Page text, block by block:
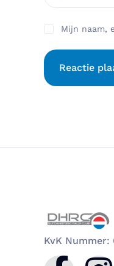
Mijn naam,
KvK Nummer: